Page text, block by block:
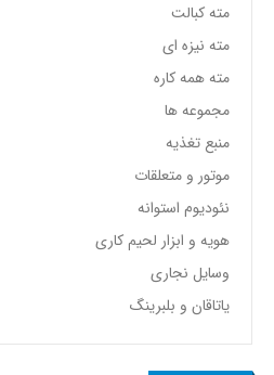
مته کبالت
مته نیزه ای
مته همه کاره
مجموعه ها
منبع تغذیه
موتور و متعلقات
نئودیوم استوانه
هویه و ابزار لحیم کاری
وسایل نجاری
یاتاقان و بلبرینگ